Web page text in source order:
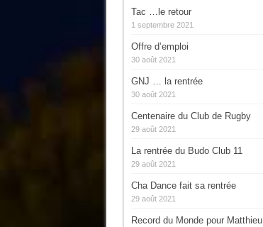
Tac …le retour
1 septembre 2021
Offre d’emploi
30 août 2021
GNJ … la rentrée
30 août 2021
Centenaire du Club de Rugby
29 août 2021
La rentrée du Budo Club 11
29 août 2021
Cha Dance fait sa rentrée
29 août 2021
Record du Monde pour Matthieu